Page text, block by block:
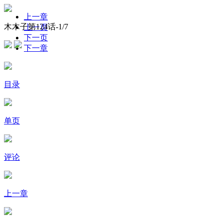
木木子第124话-1/7
上一章
上一页
下一页
下一章
目录
单页
评论
上一章